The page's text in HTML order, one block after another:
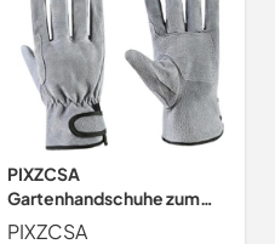
PIXZCSA
Gartenhandschuhe zum
Schneiden, bequem und
PIXZCSA